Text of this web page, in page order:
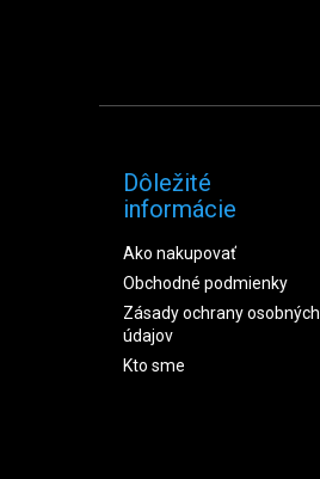
Dôležité
informácie
Ako nakupovať
Obchodné podmienky
Zásady ochrany osobných
údajov
Kto sme